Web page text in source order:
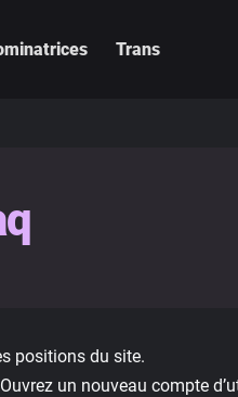
Trans
positions du site.
un nouveau compte